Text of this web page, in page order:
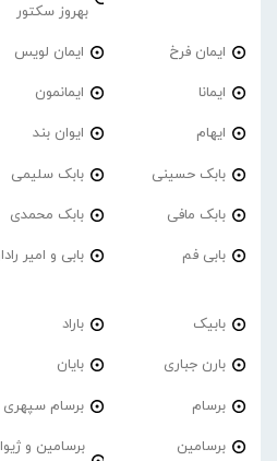
بهروز سکتور
ایمان فرخ ایمان لویس
ایمانا ایمانمون
ایهام ایوان بند
بابک حسینی بابک سلیمی
بابک مافی بابک محمدی
بابی فم بابی و امیر
بابیک باراد
بارن جباری بایان
برسام برسام سپهری
برسامین
برسامین و